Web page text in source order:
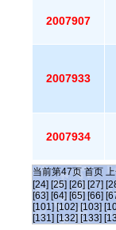
2007907
2007933
2007934
当前第47页 首页
[24] [25] [26] [27]
[63] [64] [65] [66]
[101] [102] [103]
[131] [132] [133]